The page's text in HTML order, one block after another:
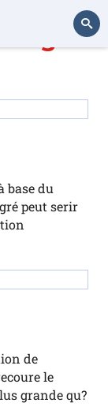
Intégré
base du
peut serir
de
le
grande qu?